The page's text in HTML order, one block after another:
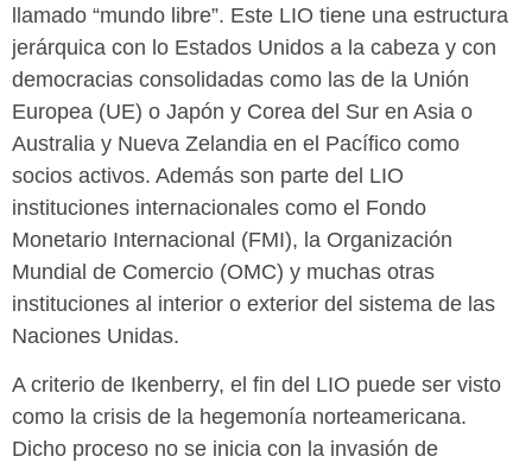
llamado “mundo libre”. Este LIO tiene una estructura
jerárquica con lo Estados Unidos a la cabeza y con
democracias consolidadas como las de la Unión
Europea (UE) o Japón y Corea del Sur en Asia o
Australia y Nueva Zelandia en el Pacífico como
socios activos. Además son parte del LIO
instituciones internacionales como el Fondo
Monetario Internacional (FMI), la Organización
Mundial de Comercio (OMC) y muchas otras
instituciones al interior o exterior del sistema de las
Naciones Unidas.
A criterio de Ikenberry, el fin del LIO puede ser visto
como la crisis de la hegemonía norteamericana.
Dicho proceso no se inicia con la invasión de